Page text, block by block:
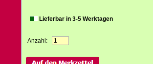
Lieferbar in 3-5 Werktagen
Anzahl: